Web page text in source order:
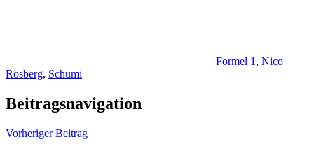
Formel 1 , Nico
Rosberg, Schumi
Beitragsnavigation
Vorheriger Beitrag